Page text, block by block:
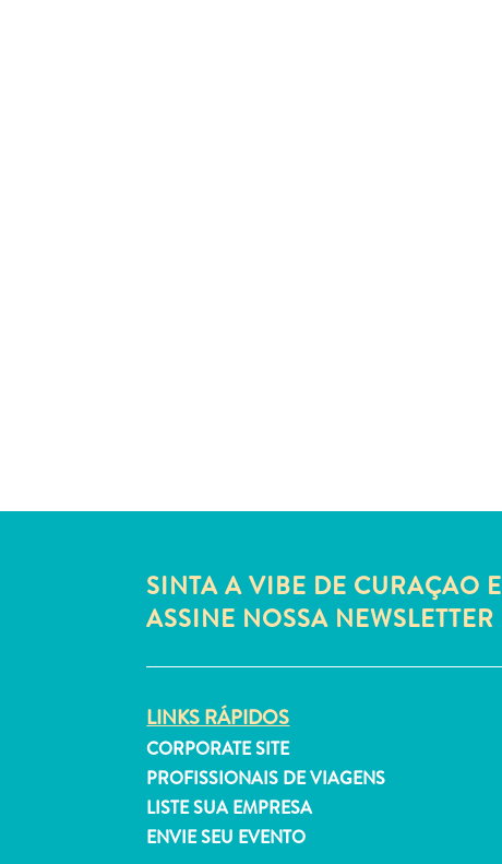
SINTA A VIBE DE CURAÇAO E
ASSINE NOSSA NEWSLETTER
LINKS RÁPIDOS
CORPORATE SITE
PROFISSIONAIS DE VIAGENS
LISTE SUA EMPRESA
ENVIE SEU EVENTO